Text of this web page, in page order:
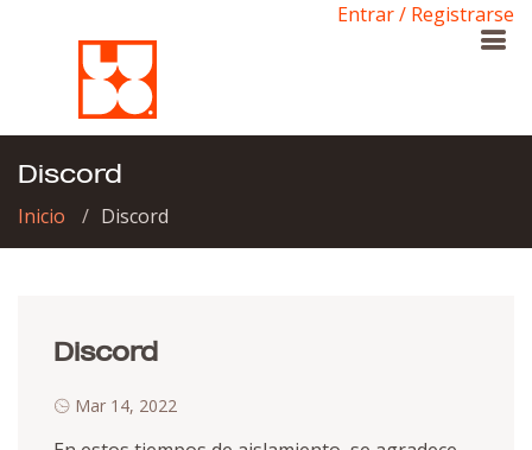
Entrar / Registrarse
Discord
Inicio Discord
Discord
Mar 14, 2022